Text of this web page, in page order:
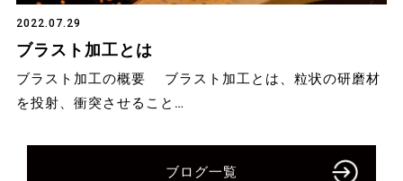
2022.07.29
ブラスト加工とは
ブラスト加工の概要 ブラスト加工とは、粒状の研磨材
を投射、衝突させること…
ブログ一覧